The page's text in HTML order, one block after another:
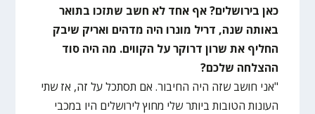
כאן בירושלים? אף אחד לא חשב שתזכו בתואר
באותה שנה, דריל מונרו היה מדהים ואריק שיבק
החליף את שרון דרוקר על הקווים. מה היה סוד
ההצלחה שלכם?
"אני חושב שזה היה החיבור. אם תסתכל על זה, אז שתי
העונות הטובות ביותר שלי מחוץ לירושלים היו במכבי